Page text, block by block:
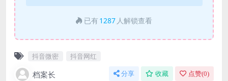
已有 1287 人解锁查看
抖音微密 抖音网红
档案长 分享 收藏 点赞(0)